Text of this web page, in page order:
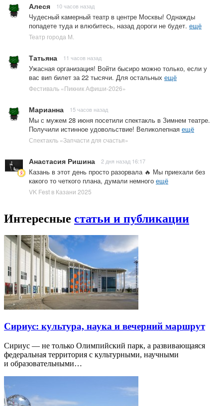
Алеся 10 часов назад
Чудесный камерный театр в центре Москвы! Однажды
попадете туда и влюбитесь, назад дороги не будет. ещё
Театр города М.
Татьяна 11 часов назад
Ужасная организация! Войти бысиро можно только, если у
вас вип билет за 22 тысячи. Для остальных ещё
Фестиваль «Пикник Афиши-2026»
Марианна 15 часов назад
Мы с мужем 28 июня посетили спектакль в Зимнем театре.
Получили истинное удовольствие! Великолепная ещё
Спектакль «Запчасти для счастья»
Анастасия Ришина 2 дня назад 16:17
Казань в этот день просто разорвала 🔥 Мы приехали без
какого то четкого плана, думали немного ещё
VK Fest в Казани 2025
Интересные статьи и публикации
Сириус: культура, наука и вечерний маршрут
Сириус — не только Олимпийский парк, а развивающаяся
федеральная территория с культурными, научными
и образовательными…